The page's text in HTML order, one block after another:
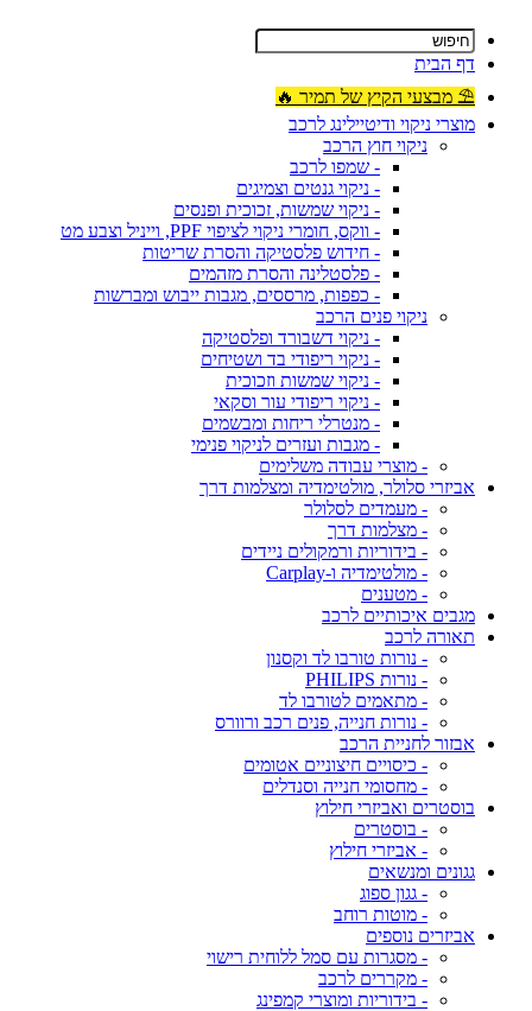
דף הבית
⛱ מבצעי הקיץ של תמיר 🔥
מוצרי ניקוי ודיטיילינג לרכב
ניקוי חוץ הרכב
- שמפו לרכב
- ניקוי גנטים וצמיגים
- ניקוי שמשות, זכוכית ופנסים
- ווקס, חומרי ניקוי לציפוי PPF, וייניל וצבע מט
- חידוש פלסטיקה והסרת שריטות
- פלסטלינה והסרת מזהמים
- כפפות, מרססים, מגבות ייבוש ומברשות
ניקוי פנים הרכב
- ניקוי דשבורד ופלסטיקה
- ניקוי ריפודי בד ושטיחים
- ניקוי שמשות וזכוכית
- ניקוי ריפודי עור וסקאי
- מנטרלי ריחות ומבשמים
- מגבות ועזרים לניקוי פנימי
- מוצרי עבודה משלימים
אביזרי סלולר, מולטימדיה ומצלמות דרך
- מעמדים לסלולר
- מצלמות דרך
- בידוריות ורמקולים ניידים
- מולטימדיה ו-Carplay
- מטענים
מגבים איכותיים לרכב
תאורה לרכב
- נורות טורבו לד וקסנון
- נורות PHILIPS
- מתאמים לטורבו לד
- נורות חנייה, פנים רכב ורוורס
אבזור לחניית הרכב
- כיסויים חיצוניים אטומים
- מחסומי חנייה וסנדלים
בוסטרים ואביזרי חילוץ
- בוסטרים
- אביזרי חילוץ
גגונים ומנשאים
- גגון ספוג
- מוטות רוחב
אביזרים נוספים
- מסגרות עם סמל ללוחית רישוי
- מקררים לרכב
- בידוריות ומוצרי קמפינג